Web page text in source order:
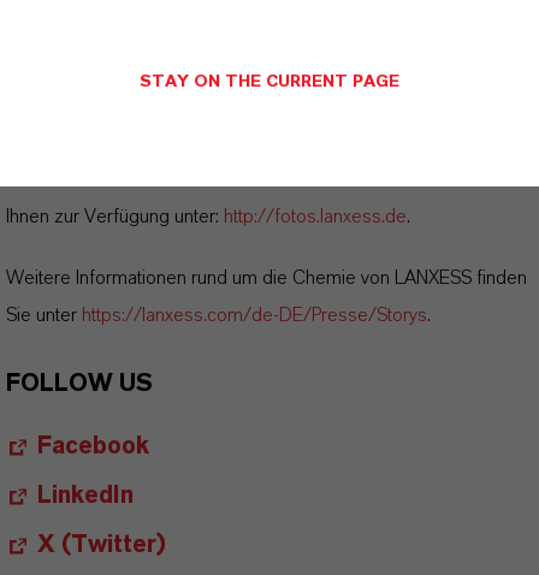
Ihnen zur Verfügung unter: http://fotos.lanxess.de.
Weitere Informationen rund um die Chemie von LANXESS finden
Sie unter https://lanxess.com/de-DE/Presse/Storys.
FOLLOW US
Facebook
LinkedIn
X (Twitter)
STAY ON THE CURRENT PAGE